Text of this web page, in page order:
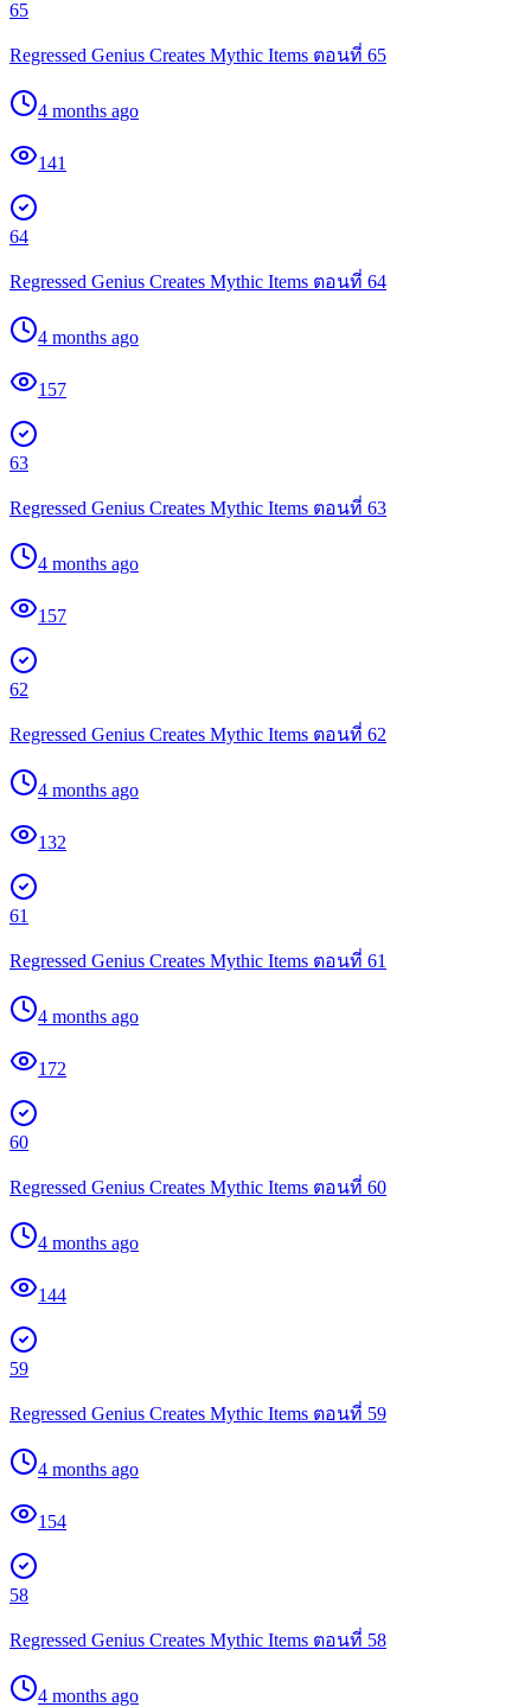
65
Regressed Genius Creates Mythic Items ตอนที่ 65
4 months ago
141
64
Regressed Genius Creates Mythic Items ตอนที่ 64
4 months ago
157
63
Regressed Genius Creates Mythic Items ตอนที่ 63
4 months ago
157
62
Regressed Genius Creates Mythic Items ตอนที่ 62
4 months ago
132
61
Regressed Genius Creates Mythic Items ตอนที่ 61
4 months ago
172
60
Regressed Genius Creates Mythic Items ตอนที่ 60
4 months ago
144
59
Regressed Genius Creates Mythic Items ตอนที่ 59
4 months ago
154
58
Regressed Genius Creates Mythic Items ตอนที่ 58
4 months ago